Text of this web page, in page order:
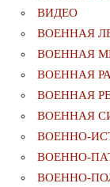
ВИДЕО
ВОЕННАЯ
ВОЕННАЯ
ВОЕННАЯ
ВОЕННАЯ
ВОЕННАЯ
ВОЕННО-
ВОЕННО-
ВОЕННО-